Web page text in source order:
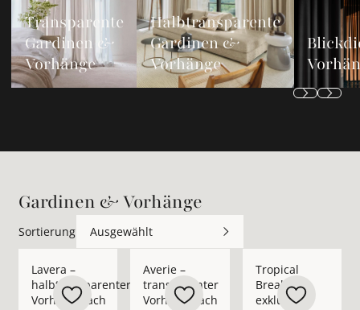
Transparente Gardinen &amp; Vorhänge ansehen
Transparente
Gardinen &
Vorhänge
Halbtransparente Gardinen &amp;
Halbtransparente
Gardinen &
Vorhänge
Gardinen & Vorhänge
Sortierung Ausgewählt
Lavera –
halbtransparenter
Vorhang nach
Averie –
transparenter
Vorhang nach
Tropical
Break –
exklusiver